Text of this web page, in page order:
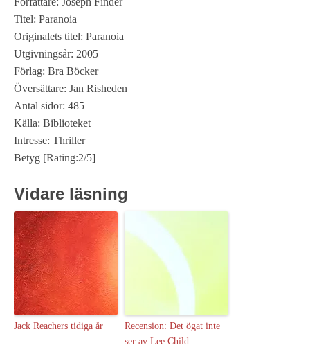
Titel: Paranoia
Originalets titel: Paranoia
Utgivningsår: 2005
Förlag: Bra Böcker
Översättare: Jan Risheden
Antal sidor: 485
Källa: Biblioteket
Intresse: Thriller
Betyg [Rating:2/5]
Vidare läsning
Jack Reachers tidiga år
Recension: Det ögat inte
ser av Lee Child